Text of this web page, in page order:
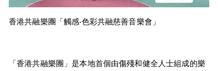
香港共融樂團「觸感‧色彩共融慈善音樂會」
「香港共融樂團」是本地首個由傷殘和健全人士組成的樂